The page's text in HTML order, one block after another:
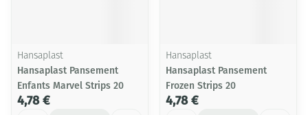
Hansaplast
Hansaplast Pansement
Enfants Marvel Strips 20
4,78 €
Hansaplast
Hansaplast Pansement
Frozen Strips 20
4,78 €